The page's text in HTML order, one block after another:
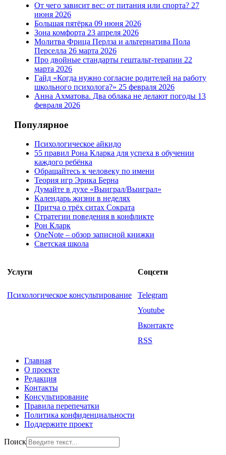
От чего зависит вес: от питания или спорта? 27
июня 2026
Большая пятёрка 09 июня 2026
Зона комфорта 23 апреля 2026
Молитва Фрица Перлза и альтернатива Пола
Перселла 26 марта 2026
Про двойные стандарты гештальт-терапии 22
марта 2026
Гайд «Когда нужно согласие родителей на работу
школьного психолога?» 25 февраля 2026
Анна Ахматова. Два облака не делают погоды 13
февраля 2026
Популярное
Психологическое айкидо
55 правил Рона Кларка для успеха в обучении
каждого ребёнка
Обращайтесь к человеку по имени
Теория игр Эрика Берна
Думайте в духе «Выиграл/Выиграл»
Календарь жизни в неделях
Притча о трёх ситах Сократа
Стратегии поведения в конфликте
Рон Кларк
OneNote – обзор записной книжки
Светская школа
Услуги Соцсети
Психологическое консультирование
Telegram
Youtube
Вконтакте
RSS
Главная
О проекте
Редакция
Контакты
Консультирование
Правила перепечатки
Политика конфиденциальности
Поддержите проект
Поиск